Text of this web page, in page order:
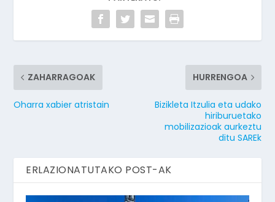
ZAHARRAGOAK
Oharra xabier atristain
HURRENGOA
Bizikleta Itzulia eta udako
hiriburuetako
mobilizazioak aurkeztu
ditu SAREk
ERLAZIONATUTAKO POST-AK